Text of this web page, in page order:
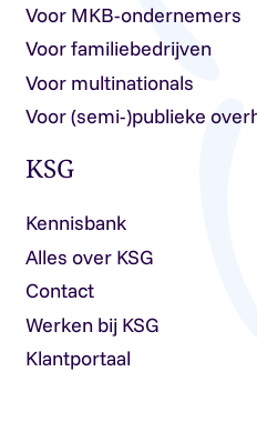
Voor MKB-ondernemers
Voor familiebedrijven
Voor multinationals
Voor (semi-)publieke
KSG
Kennisbank
Alles over KSG
Contact
Werken bij KSG
Klantportaal